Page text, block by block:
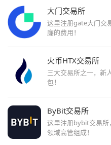
大门交易所
这里注册gate大门交
廉的费用！
火币HTX交易所
三大交易所之一，新
包！
ByBit交易所
这里注册bybit交易所
领域高管组成！